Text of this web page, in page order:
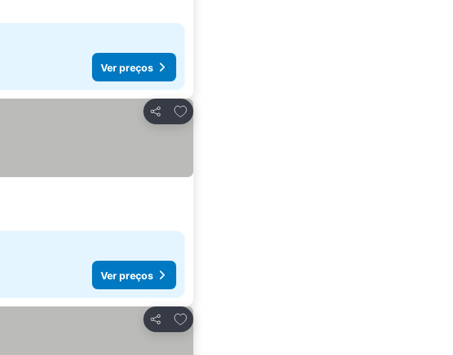
Ver preços
Partilhar
Adicionar aos favoritos
Ver preços
Partilhar
Adicionar aos favoritos